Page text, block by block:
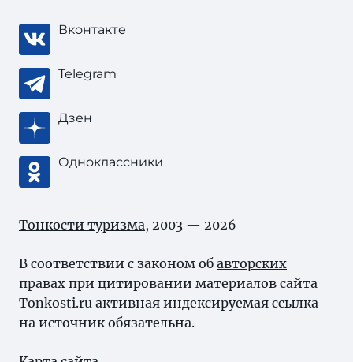
Вконтакте
Telegram
Дзен
Одноклассники
Тонкости туризма, 2003 — 2026
В соответствии с законом об авторских
правах при цитировании материалов сайта
Tonkosti.ru активная индексируемая ссылка
на источник обязательна.